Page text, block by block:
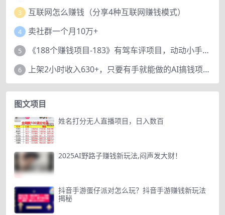
3 互联网怎么赚钱（分享4种互联网赚钱模式）
4 卖社群一个月10万+
5 《188个赚钱项目-183》有驾车评项目，动动小手，复制粘贴赚44元！
6 上架2小时收入630+，只要有手就能做的AI搞钱项目，奶奶看完都能学会!
图文项目
姓名打分无人直播项目，日入数百
2025AI野路子赚钱新玩法,闷声发大财！
抖音手游蛋仔派对怎么玩？抖音手游赚钱新玩法
揭秘